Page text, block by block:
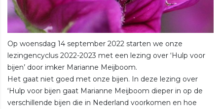
Op woensdag 14 september 2022 starten we onze
lezingencyclus 2022-2023 met een lezing over ‘Hulp voor
bijen’ door imker Marianne Meijboom.
Het gaat niet goed met onze bijen. In deze lezing over
‘Hulp voor bijen gaat Marianne Meijboom dieper in op de
verschillende bijen die in Nederland voorkomen en hoe